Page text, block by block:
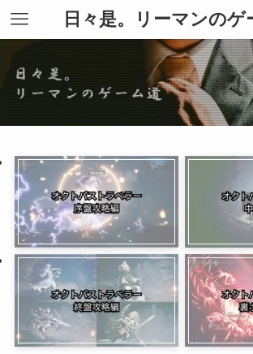
日々是。リーマンのゲ